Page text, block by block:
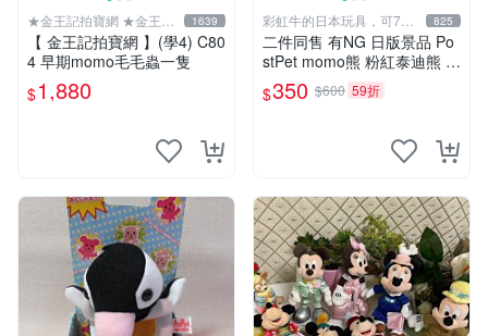
★金王記拍寶網 ★金王記
拍寶趣
1639
【 金王記拍寶網 】(學4) C80
4 早期momo毛毛蟲一隻
$1,880
彩虹牛的日本玩具，可7取
付
825
二件同售 有NG 日版景品 Po
stPet momo熊 粉紅泰迪熊 妹
妹 comomo 企鵝 娃娃 布偶
手指頭 娃娃
$350 $600 59折